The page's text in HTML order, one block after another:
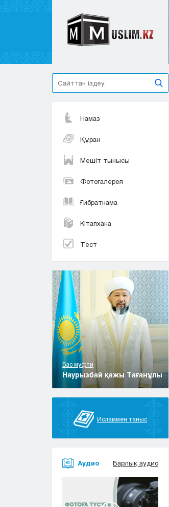
Намаз
Құран
Мешіт тынысы
Фотогалерея
Ғибратнама
Кітапхана
Тест
Бас муфти
Наурызбай қажы Тағанұлы
Исламмен таныс
Аудио Барлық аудио